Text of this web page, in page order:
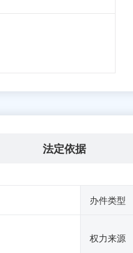
法定依据
办件类型
权力来源